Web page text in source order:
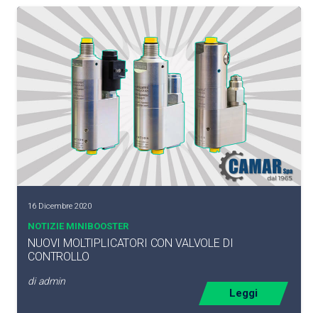
16 Dicembre 2020
NOTIZIE MINIBOOSTER
NUOVI MOLTIPLICATORI CON VALVOLE DI
CONTROLLO
di admin
Leggi